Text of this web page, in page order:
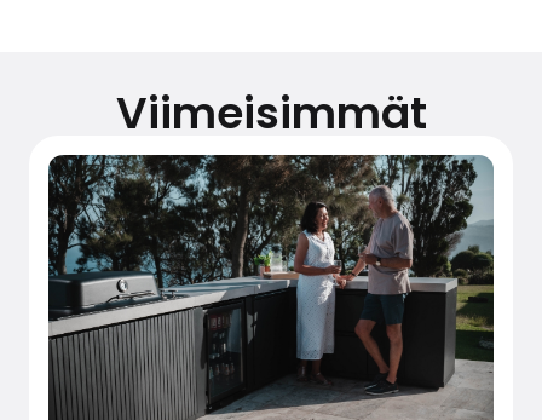
Viimeisimmät